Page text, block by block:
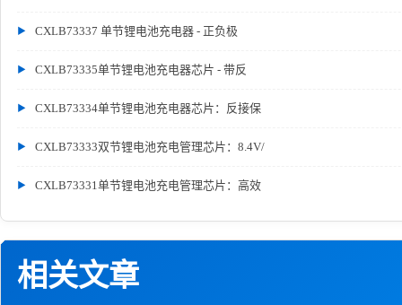
CXLB73337 单节锂电池充电器 - 正负极
CXLB73335单节锂电池充电器芯片 - 带反
CXLB73334单节锂电池充电器芯片：反接保
CXLB73333双节锂电池充电管理芯片：8.4V/
CXLB73331单节锂电池充电管理芯片：高效
相关文章